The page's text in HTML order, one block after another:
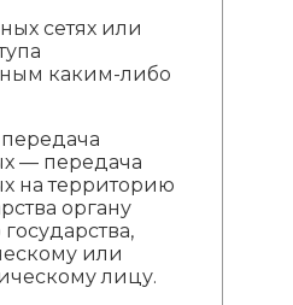
сетях или
каким-либо
передача
— передача
на территорию
органу
или
лицу.